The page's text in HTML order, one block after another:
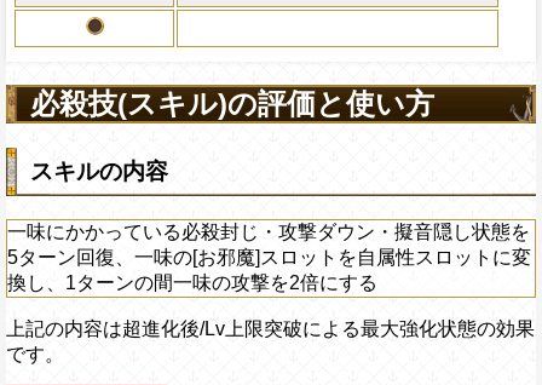
2ターンの間敵全体の
必殺技(スキル)の評価と使い方
スキルの内容
一味にかかっている必殺封じ・攻撃ダウン・擬音隠し状態を
5ターン回復、一味の[お邪魔]スロットを自属性スロットに変
換し、1ターンの間一味の攻撃を2倍にする
上記の内容は超進化後/Lv上限突破による最大強化状態の効果
です。